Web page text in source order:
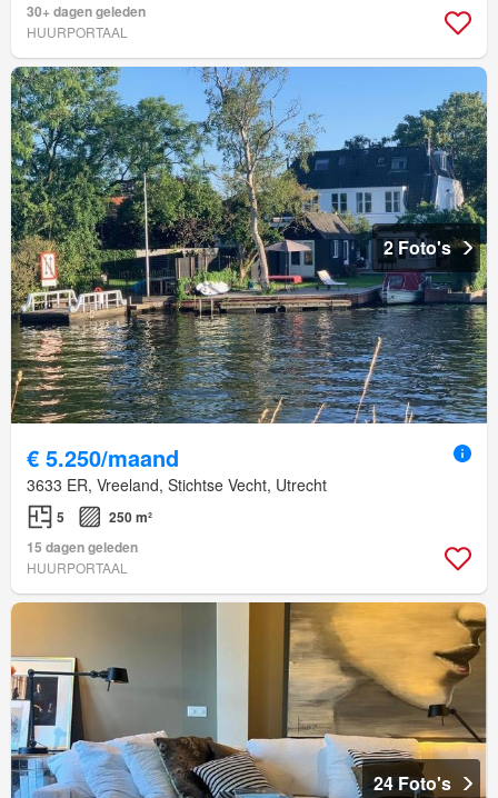
30+ dagen geleden
HUURPORTAAL
2 Foto's
€ 5.250/maand
3633 ER, Vreeland, Stichtse Vecht, Utrecht
5
250 m²
15 dagen geleden
HUURPORTAAL
24 Foto's